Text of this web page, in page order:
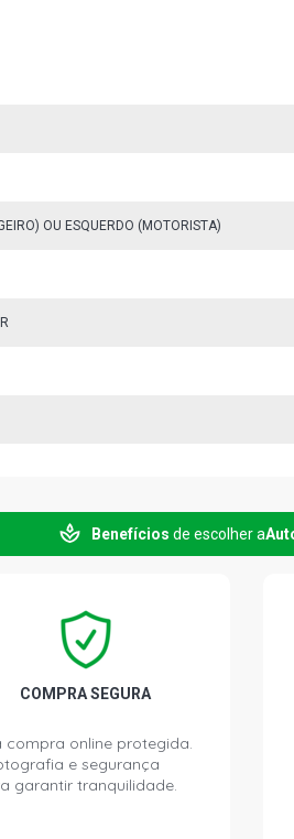
OU ESQUERDO (MOTORISTA)
Benefícios de escolher a
COMPRA SEGURA
compra online protegida.
e segurança
garantir tranquilidade.